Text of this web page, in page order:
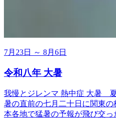
7月23日 ～ 8月6日
令和八年 大暑
我慢とジレンマ 熱中症 大暑＿
暑の直前の七月二十日に関東
本各地で猛暑の予報が飛び交